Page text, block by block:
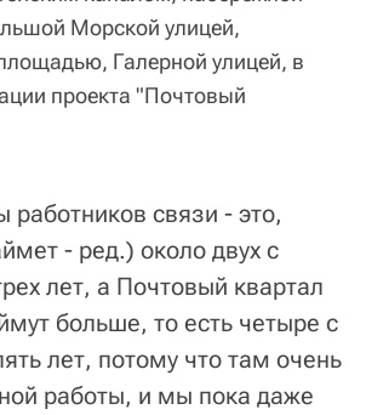
Морской улицей,
Галерной улицей, в
проекта "Почтовый
работников связи - это,
- ред.) около двух с
лет, а Почтовый квартал
больше, то есть четыре с
лет, потому что там очень
работы, и мы пока даже